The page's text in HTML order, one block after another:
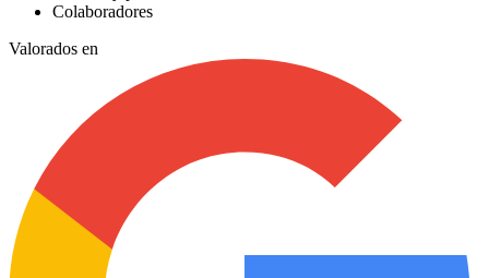
Colaboradores
Valorados en